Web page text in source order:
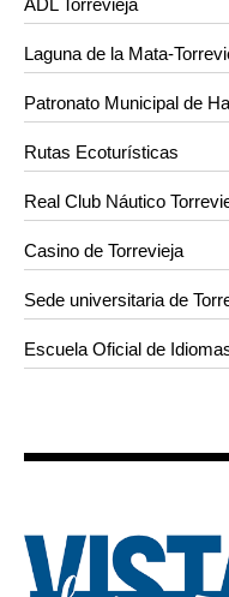
ADL Torrevieja
Laguna de la Mata-
Patronato Municipal de
Rutas Ecoturísticas
Real Club Náutico
Casino de Torrevieja
Sede universitaria de
Escuela Oficial de